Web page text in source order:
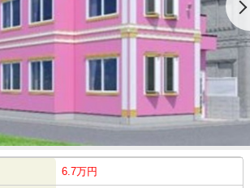
6.7万円